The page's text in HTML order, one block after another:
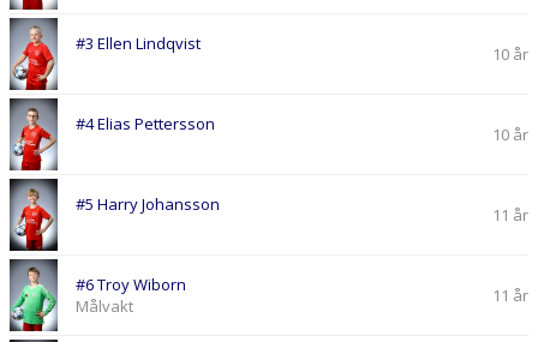
#3 Ellen Lindqvist 10 år
#4 Elias Pettersson 10 år
#5 Harry Johansson 11 år
#6 Troy Wiborn
Målvakt
11 år